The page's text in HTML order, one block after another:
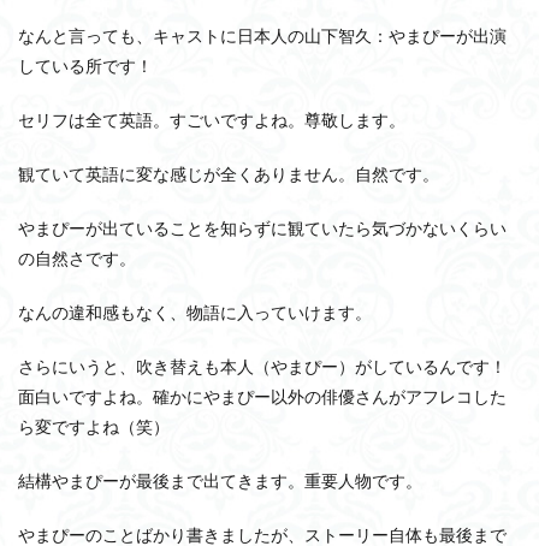
なんと言っても、キャストに日本人の山下智久：やまぴーが出演
している所です！
セリフは全て英語。すごいですよね。尊敬します。
観ていて英語に変な感じが全くありません。自然です。
やまぴーが出ていることを知らずに観ていたら気づかないくらい
の自然さです。
なんの違和感もなく、物語に入っていけます。
さらにいうと、吹き替えも本人（やまぴー）がしているんです！
面白いですよね。確かにやまぴー以外の俳優さんがアフレコした
ら変ですよね（笑）
結構やまぴーが最後まで出てきます。重要人物です。
やまぴーのことばかり書きましたが、ストーリー自体も最後まで